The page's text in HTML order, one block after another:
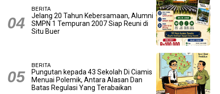
BERITA
Jelang 20 Tahun Kebersamaan, Alumni
SMPN 1 Tempuran 2007 Siap Reuni di
Situ Buer
BERITA
Pungutan kepada 43 Sekolah Di Ciamis
Menuai Polemik, Antara Alasan Dan
Batas Regulasi Yang Terabaikan